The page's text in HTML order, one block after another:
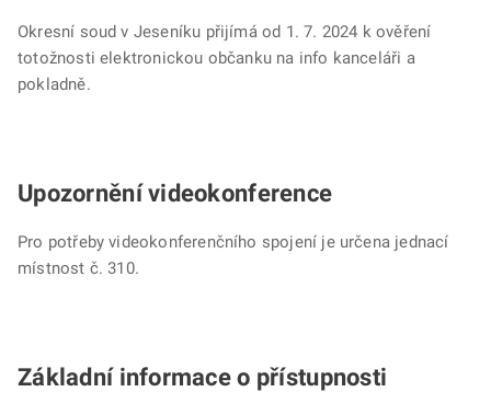
Okresní soud v Jeseníku přijímá od 1. 7. 2024 k ověření
totožnosti elektronickou občanku na info kanceláři a
pokladně.
Upozornění videokonference
Pro potřeby videokonferenčního spojení je určena jednací
místnost č. 310.
Základní informace o přístupnosti